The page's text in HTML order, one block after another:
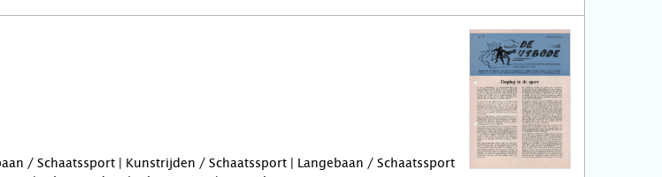
/ Schaatssport | Kunstrijden / Schaatssport | Langebaan / Schaatssport